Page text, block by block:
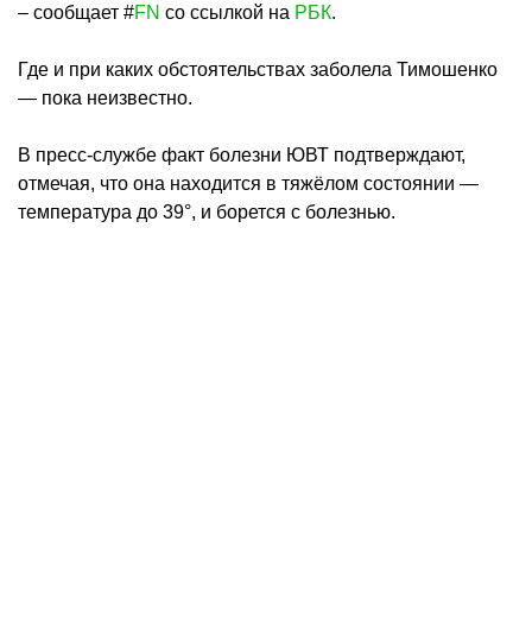
– сообщает #FN со ссылкой на РБК.
Где и при каких обстоятельствах заболела Тимошенко
— пока неизвестно.
В пресс-службе факт болезни ЮВТ подтверждают,
отмечая, что она находится в тяжёлом состоянии —
температура до 39°, и борется с болезнью.